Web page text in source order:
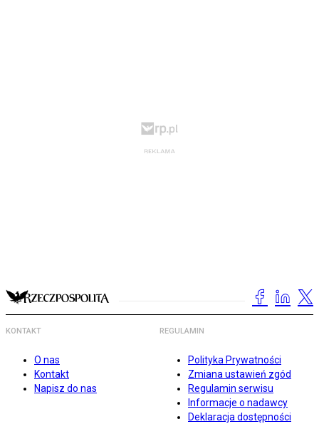
KONTAKT
O nas
Kontakt
Napisz do nas
REGULAMIN
Polityka Prywatności
Zmiana ustawień zgód
Regulamin serwisu
Informacje o nadawcy
Deklaracja dostępności